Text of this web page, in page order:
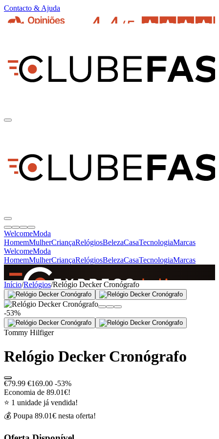
Contacto & Ajuda
WelcomeModa
HomemMulherCriançaRelógiosBelezaCasaTecnologiaMarcas
WelcomeModa
HomemMulherCriançaRelógiosBelezaCasaTecnologiaMarcas
SINCE 2005
+de 36.000 reviews
Início/Relógios/Relógio Decker Cronógrafo
-53%
Tommy Hilfiger
Relógio Decker Cronógrafo
€79.99 €169.00 -53%
Economia de 89.01€!
⭐ 1 unidade já vendida!
💰 Poupa 89.01€ nesta oferta!